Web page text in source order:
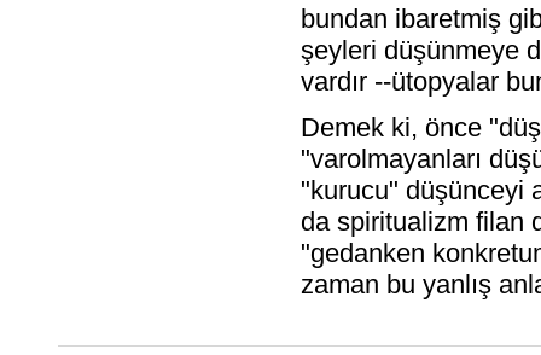
bundan ibaretmiş
şeyleri düşünmeye
vardır --ütopyalar
Demek ki, önce
"varolmayanları
"kurucu" düşünceyi
da spiritualizm filan
"gedanken
zaman bu yanlış